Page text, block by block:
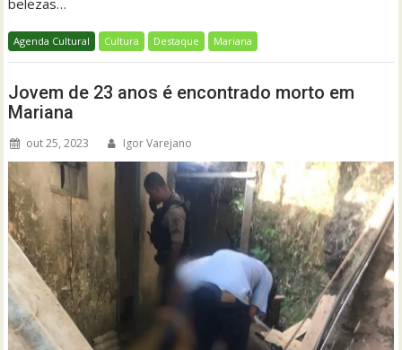
Agenda Cultural Cultura Destaque Mariana
Jovem de 23 anos é encontrado morto em
Mariana
out 25, 2023 Igor Varejano